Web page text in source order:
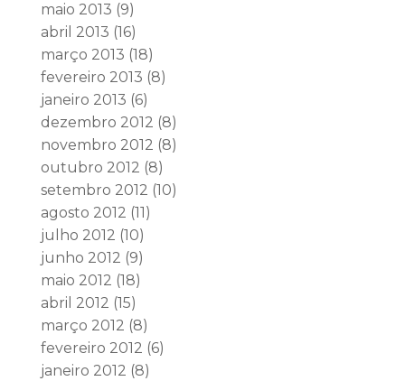
maio 2013 (9)
abril 2013 (16)
março 2013 (18)
fevereiro 2013 (8)
janeiro 2013 (6)
dezembro 2012 (8)
novembro 2012 (8)
outubro 2012 (8)
setembro 2012 (10)
agosto 2012 (11)
julho 2012 (10)
junho 2012 (9)
maio 2012 (18)
abril 2012 (15)
março 2012 (8)
fevereiro 2012 (6)
janeiro 2012 (8)